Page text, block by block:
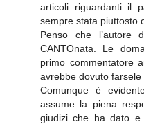
articoli riguardanti il
sempre stata piuttosto
Penso che l’autore
CANTOnata. Le
primo commentatore
avrebbe dovuto farsele
Comunque è
assume la piena
giudizi che ha dato e